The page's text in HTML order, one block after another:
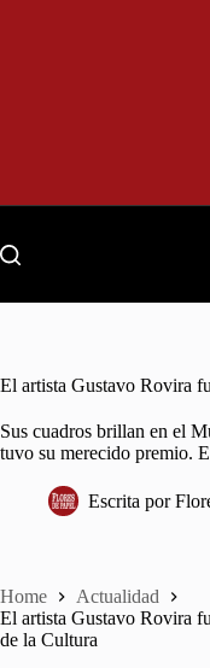
El artista Gustavo Rovira
Sus cuadros brillan en el
tuvo su merecido premio.
Escrita por
Home
Actualidad
El artista Gustavo Rovira
de la Cultura